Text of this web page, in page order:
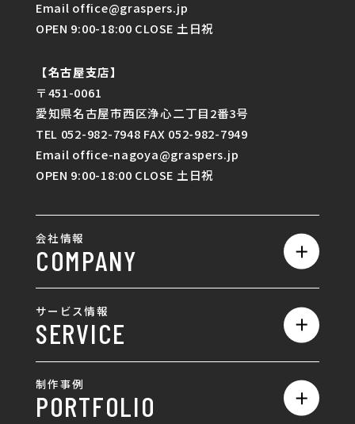
Email office@graspers.jp
OPEN 9:00-18:00 CLOSE 土日祝
【名古屋支店】
〒451-0061
愛知県名古屋市西区浄心二丁目2番3号
TEL 052-982-7948 FAX 052-982-7949
Email office-nagoya@graspers.jp
OPEN 9:00-18:00 CLOSE 土日祝
会社情報
COMPANY
会社概要
採用情報
サービス情報
SERVICE
サービス一覧
ホームページ制作
制作事例
PORTFOLIO